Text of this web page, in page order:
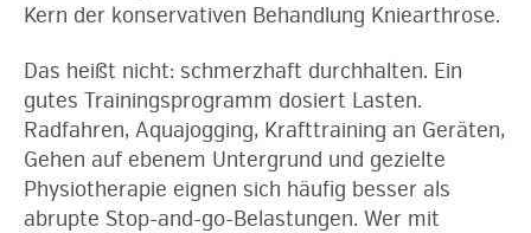
Kern der konservativen Behandlung Kniearthrose.
Das heißt nicht: schmerzhaft durchhalten. Ein
gutes Trainingsprogramm dosiert Lasten.
Radfahren, Aquajogging, Krafttraining an Geräten,
Gehen auf ebenem Untergrund und gezielte
Physiotherapie eignen sich häufig besser als
abrupte Stop-and-go-Belastungen. Wer mit